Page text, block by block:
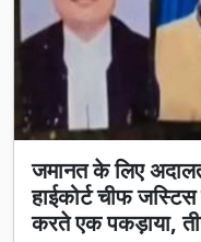
जमानत के लिए
हाईकोर्ट चीफ
करते एक पकड़ाया,